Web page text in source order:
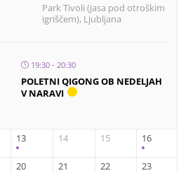
Park Tivoli (jasa pod otroškim
igriščem), Ljubljana
19:30 - 20:30
POLETNI QIGONG OB NEDELJAH
V NARAVI
13 14 15 16
20 21 22 23